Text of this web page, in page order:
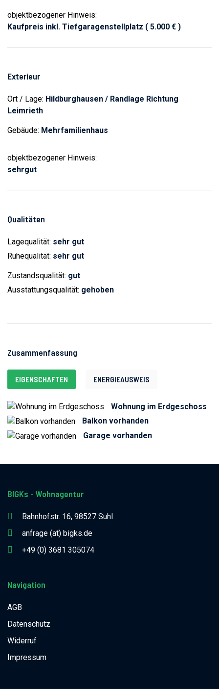
objektbezogener Hinweis:
Kaufpreis inkl. Tiefgaragenstellplatz ( 5.000 € )
Exterieur
Ort / Lage: Hildburghausen / Randlage Richtung
Leimrieth
Gebäude: Mehrfamilienhaus
objektbezogener Hinweis:
sehrgut
Qualitäten
Lagequalität: sehr gut
Ruhequalität: sehr gut
Zustandsqualität: gut
Ausstattungsqualität: gehoben
Zusammenfassung
EIGENSCHAFTEN ENERGIEAUSWEIS
Wohnung im Erdgeschoss
Balkon vorhanden
Garage vorhanden
BIGKs - Wohnagentur
Bahnhofstr. 16, 98527 Suhl
anfrage (at) bigks.de
+49 (0) 3681 305074
Navigation
AGB
Datenschutz
Widerruf
Impressum